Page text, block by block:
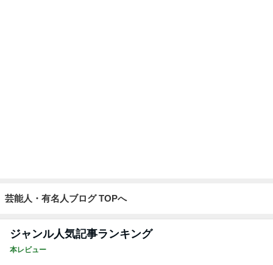
芸能人・有名人ブログ TOPへ
ジャンル人気記事ランキング
本レビュー